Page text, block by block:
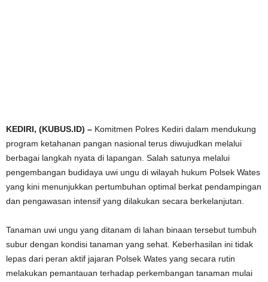
KEDIRI, (KUBUS.ID) – Komitmen Polres Kediri dalam mendukung
program ketahanan pangan nasional terus diwujudkan melalui
berbagai langkah nyata di lapangan. Salah satunya melalui
pengembangan budidaya uwi ungu di wilayah hukum Polsek Wates
yang kini menunjukkan pertumbuhan optimal berkat pendampingan
dan pengawasan intensif yang dilakukan secara berkelanjutan.
Tanaman uwi ungu yang ditanam di lahan binaan tersebut tumbuh
subur dengan kondisi tanaman yang sehat. Keberhasilan ini tidak
lepas dari peran aktif jajaran Polsek Wates yang secara rutin
melakukan pemantauan terhadap perkembangan tanaman mulai